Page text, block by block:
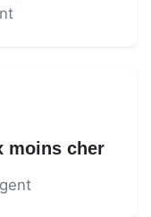
moins cher